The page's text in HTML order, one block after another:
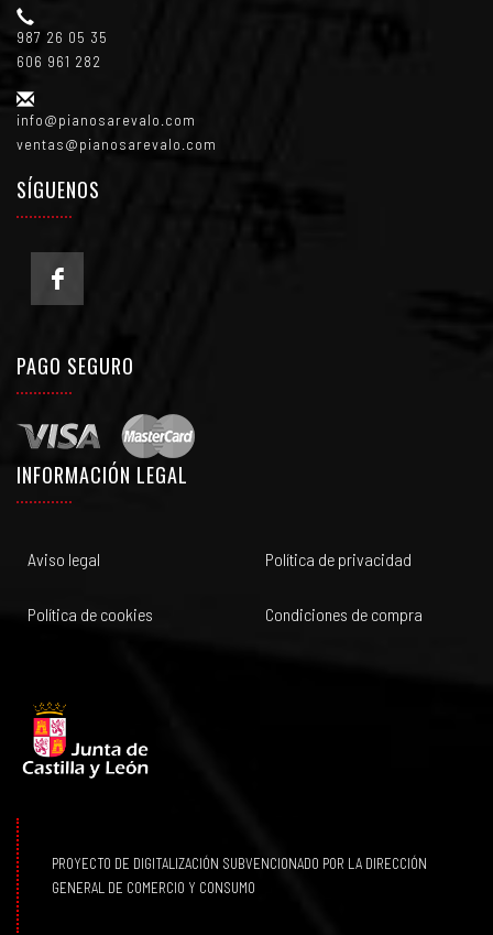
987 26 05 35
606 961 282
info@pianosarevalo.com
ventas@pianosarevalo.com
SÍGUENOS
PAGO SEGURO
INFORMACIÓN LEGAL
Aviso legal Política de privacidad
Política de cookies Condiciones de compra
PROYECTO DE DIGITALIZACIÓN SUBVENCIONADO POR LA DIRECCIÓN
GENERAL DE COMERCIO Y CONSUMO